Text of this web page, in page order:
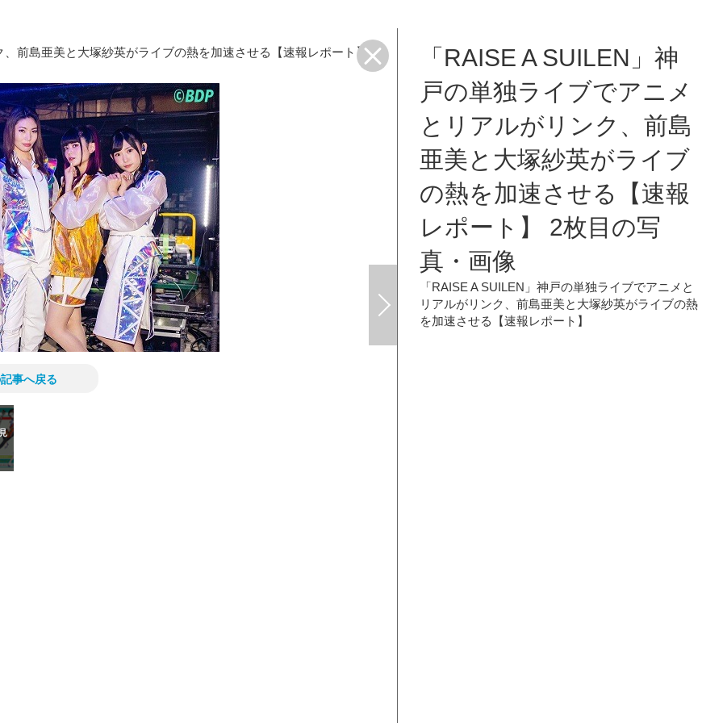
前島亜美と大塚紗英がライブの熱を加速させる【速報レポート】
事へ戻る
「RAISE A SUILEN」神
戸の単独ライブでアニメ
とリアルがリンク、前島
亜美と大塚紗英がライブ
の熱を加速させる【速報
レポート】 2枚目の写
真・画像
「RAISE A SUILEN」神戸の単独ライブでアニメと
リアルがリンク、前島亜美と大塚紗英がライブの熱
を加速させる【速報レポート】